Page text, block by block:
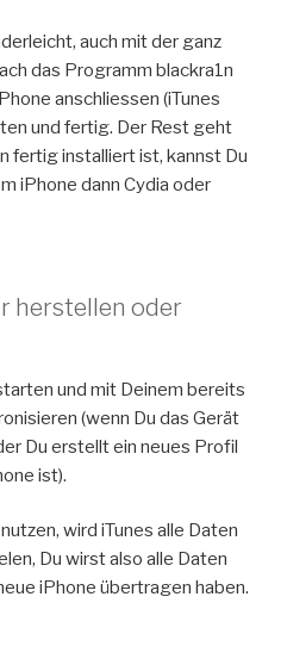
auch mit der ganz
das Programm blackra1n
anschliessen (iTunes
und fertig. Der Rest geht
fertig installiert ist, kannst Du
iPhone dann Cydia oder
herstellen oder
und mit Deinem bereits
(wenn Du das Gerät
Du erstellt ein neues Profil
ist).
wird iTunes alle Daten
Du wirst also alle Daten
iPhone übertragen haben.